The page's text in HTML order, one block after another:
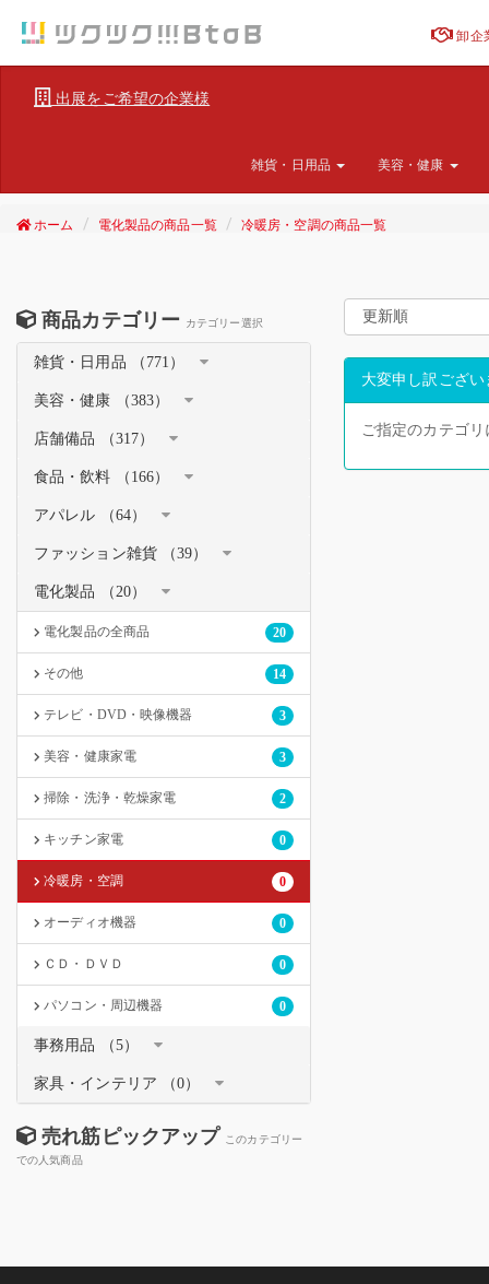
卸企
出展をご希望の企業様
雑貨・日用品 美容・健康
ホーム 電化製品の商品一覧 冷暖房・空調の商品一覧
商品カテゴリー カテゴリー選択
雑貨・日用品 （771）
美容・健康 （383）
店舗備品 （317）
食品・飲料 （166）
アパレル （64）
ファッション雑貨 （39）
電化製品 （20）
電化製品の全商品 20
その他 14
テレビ・DVD・映像機器 3
美容・健康家電 3
掃除・洗浄・乾燥家電 2
キッチン家電 0
冷暖房・空調 0
オーディオ機器 0
ＣＤ・ＤＶＤ 0
パソコン・周辺機器 0
事務用品 （5）
家具・インテリア （0）
売れ筋ピックアップ このカテゴリー
での人気商品
大変申し訳ござい
ご指定のカテゴ